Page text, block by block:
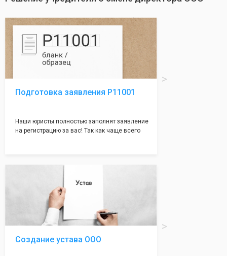
Подготовка заявления Р11001
Наши юристы полностью заполнят заявление
на регистрацию за вас! Так как чаще всего
большая часть отказов - наши юристы с
оформление самого сложного документа на
себя! Многолетний опыт работы наших
юристов позволяет оформлять заявление без
ошибок, тем самым гарантируя вам
успешную регистрацию в налоговой
Создание устава ООО